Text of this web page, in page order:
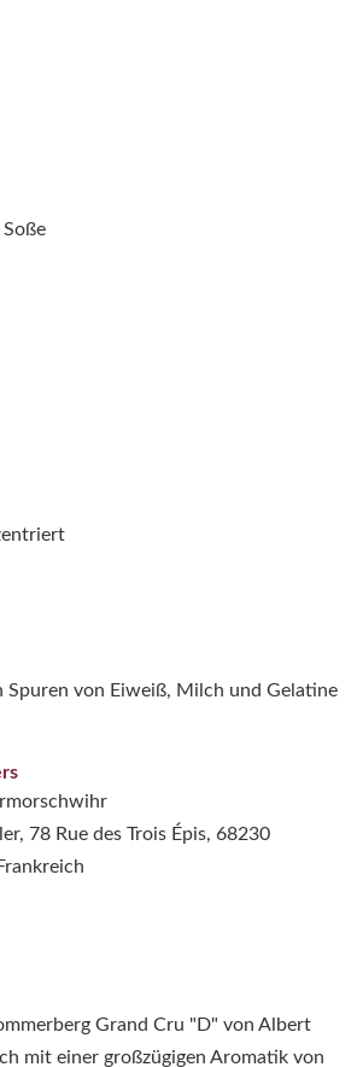
Grand Cru "D" von Albert
mit einer großzügigen Aromatik von
Spuren von Eiweiß, Milch und Gelatine
78 Rue des Trois Épis, 68230